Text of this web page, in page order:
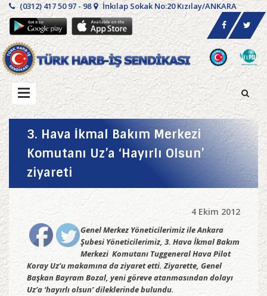
(0312) 417 50 97 - 98 İnkılap Sokak No:20 Kızılay/ANKARA
3. Hava İkmal Bakım Merkezi
Komutanı Uz’a ‘Hayırlı Olsun’
ziyareti
4 Ekim 2012
Genel Merkez Yöneticilerimiz ile Ankara
Şubesi Yöneticilerimiz, 3. Hava İkmal Bakım
Merkezi Komutanı Tuggeneral Hava Pilot
Koray Uz’u makamına da ziyaret etti. Ziyarette, Genel
Başkan Bayram Bozal, yeni göreve atanmasından dolayı
Uz’a ‘hayırlı olsun’ dileklerinde bulundu.